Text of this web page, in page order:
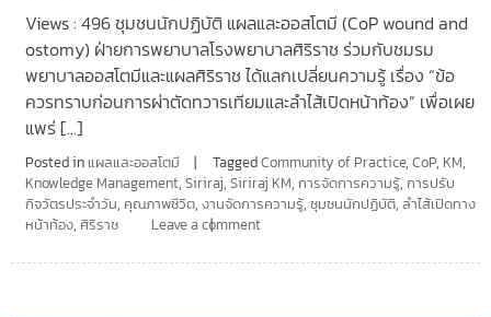
Views : 496 ชุมชนนักปฏิบัติ แผลและออสโตมี (CoP wound and
ostomy) ฝ่ายการพยาบาลโรงพยาบาลศิริราช ร่วมกับชมรม
พยาบาลออสโตมีและแผลศิริราช ได้แลกเปลี่ยนความรู้ เรื่อง “ข้อ
ควรทราบก่อนการผ่าตัดทวารเทียมและลำไส้เปิดหน้าท้อง” เพื่อเผย
แพร่ […]
Posted in แผลและออสโตมี TaggedCommunity of Practice, CoP, KM,
Knowledge Management, Siriraj, Siriraj KM, การจัดการความรู้, การปรับ
กิจวัตรประจำวัน, คุณภาพชีวิต, งานจัดการความรู้, ชุมชนนักปฏิบัติ, ลำไส้เปิดทาง
หน้าท้อง, ศิริราช Leave a comment